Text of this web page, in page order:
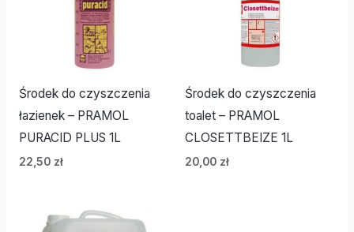
Środek do czyszczenia
łazienek – PRAMOL
PURACID PLUS 1L
22,50 zł
Środek do czyszczenia
toalet – PRAMOL
CLOSETTBEIZE 1L
20,00 zł